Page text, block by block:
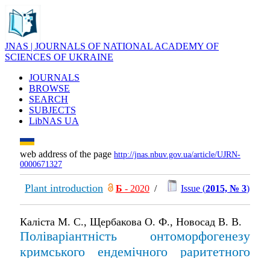
JNAS | JOURNALS OF NATIONAL ACADEMY OF
SCIENCES OF UKRAINE
JOURNALS
BROWSE
SEARCH
SUBJECTS
LibNAS UA
web address of the page http://jnas.nbuv.gov.ua/article/UJRN-
0000671327
Plant introduction Б - 2020 / Issue (2015, № 3)
Каліста М. С., Щербакова О. Ф., Новосад В. В.
Поліваріантність онтоморфогенезу
кримського ендемічного раритетного